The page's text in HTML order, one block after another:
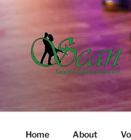
Home About